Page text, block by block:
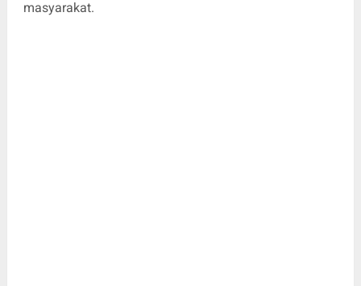
masyarakat.